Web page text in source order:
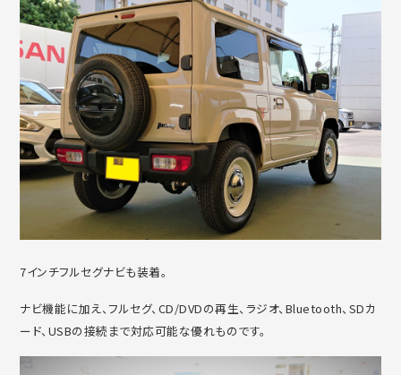
7インチフルセグナビも装着。
ナビ機能に加え、フルセグ、CD/DVDの再生、ラジオ、Bluetooth、SDカ
ード、USBの接続まで対応可能な優れものです。